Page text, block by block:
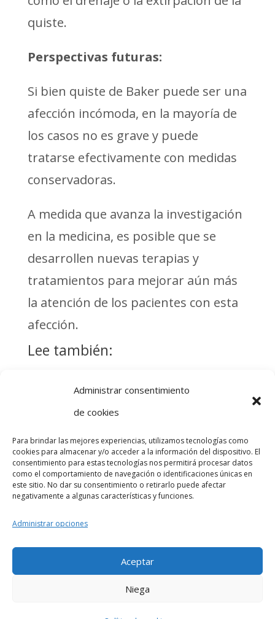
Administrar consentimiento
de cookies
Para brindar las mejores experiencias, utilizamos tecnologías como
cookies para almacenar y/o acceder a la información del dispositivo. El
consentimiento para estas tecnologías nos permitirá procesar datos
como el comportamiento de navegación o identificaciones únicas en
este sitio. No dar su consentimiento o retirarlo puede afectar
negativamente a algunas características y funciones.
Administrar opciones
Aceptar
Niega
quiste.
Perspectivas futuras:
Si bien quiste de Baker puede ser una
afección incómoda, en la mayoría de
los casos no es grave y puede
tratarse efectivamente con medidas
conservadoras.
A medida que avanza la investigación
en la medicina, es posible que se
desarrollen nuevas terapias y
tratamientos para mejorar aún más
la atención de los pacientes con esta
afección.
Lee también:
Sesión de
información
útil para el
paciente
Fisioterapia
rehabilitación
de lesiones en
niños y bebés
Esguince de
tobillo: todo lo
que necesitas
saber